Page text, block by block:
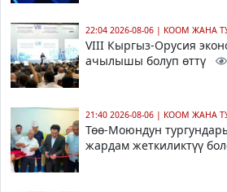
22:04 2026-08-06 | КООМ ЖАНА
VIII Кыргыз-Орусия
ачылышы болуп өттү
21:40 2026-08-06 | КООМ ЖАНА
Төө-Моюндун
жардам жеткиликтүү